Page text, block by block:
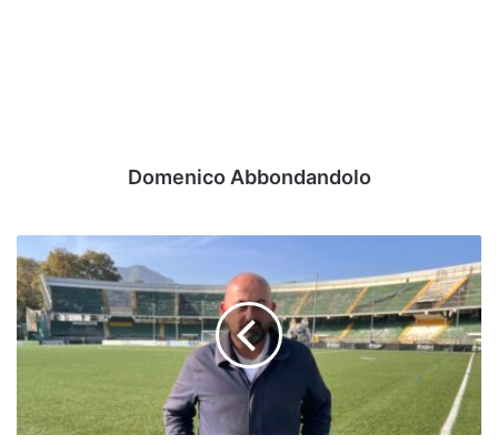
Domenico Abbondandolo
Avellino,
importanti
novità
nella
trattativa
Palumbo